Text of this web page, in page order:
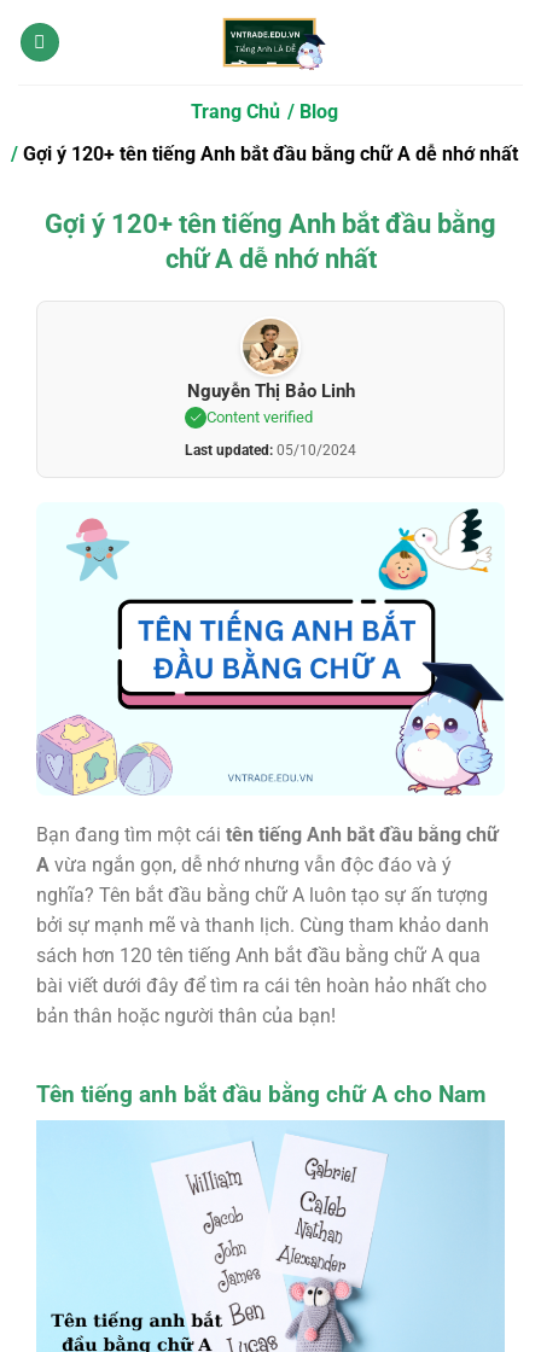
qua
Trang Chủ
Blog
Gợi ý 120+ tên tiếng Anh bắt đầu bằng chữ A dễ nhớ nhất
Gợi ý 120+ tên tiếng Anh bắt đầu bằng
chữ A dễ nhớ nhất
Nguyễn Thị Bảo Linh
Content verified
Last updated: 05/10/2024
Bạn đang tìm một cái tên tiếng Anh bắt đầu bằng chữ
Avừa ngắn gọn, dễ nhớ nhưng vẫn độc đáo và ý
nghĩa? Tên bắt đầu bằng chữ A luôn tạo sự ấn tượng
bởi sự mạnh mẽ và thanh lịch. Cùng tham khảo danh
sách hơn 120 tên tiếng Anh bắt đầu bằng chữ A qua
bài viết dưới đây để tìm ra cái tên hoàn hảo nhất cho
bản thân hoặc người thân của bạn!
Tên tiếng anh bắt đầu bằng chữ A cho Nam